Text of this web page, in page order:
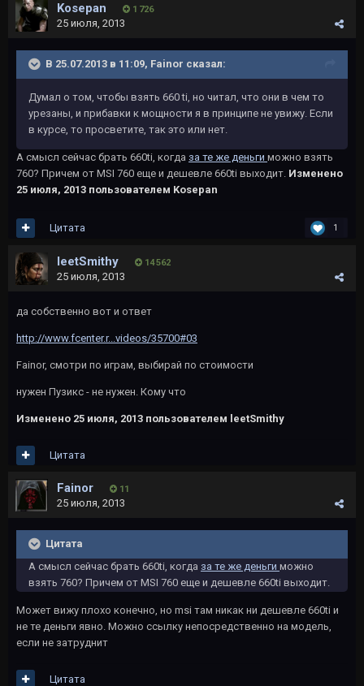
Kosepan 1 726
25 июля, 2013
В 25.07.2013 в 11:09, Fainor сказал:
Думал о том, чтобы взять 660 ti, но читал, что они в чем то
урезаны, и прибавки к мощности я в принципе не увижу. Если
в курсе, то просветите, так это или нет.
А смысл сейчас брать 660ti, когда за те же деньги можно взять
760? Причем от MSI 760 еще и дешевле 660ti выходит. Изменено
25 июля, 2013 пользователем Kosepan
1
Цитата
leetSmithy 14 562
25 июля, 2013
да собственно вот и ответ
http://www.fcenter.r...videos/35700#03
Fainor, смотри по играм, выбирай по стоимости
нужен Пузикс - не нужен. Кому что
Изменено 25 июля, 2013 пользователем leetSmithy
Цитата
Fainor 11
25 июля, 2013
Цитата
А смысл сейчас брать 660ti, когда за те же деньги можно
взять 760? Причем от MSI 760 еще и дешевле 660ti выходит.
Может вижу плохо конечно, но msi там никак ни дешевле 660ti и
не те деньги явно. Можно ссылку непосредственно на модель,
если не затруднит
Цитата